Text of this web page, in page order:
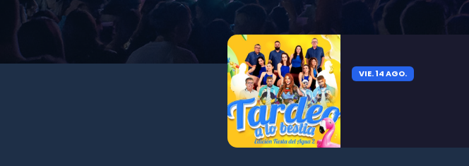
VIE. 14 AGO.